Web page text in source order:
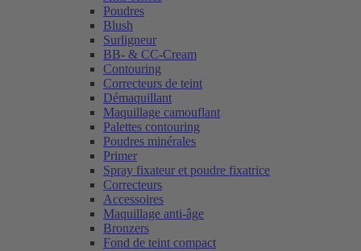
Poudres
Blush
Surligneur
BB- & CC-Cream
Contouring
Correcteurs de teint
Démaquillant
Maquillage camouflant
Palettes contouring
Poudres minérales
Primer
Spray fixateur et poudre fixatrice
Correcteurs
Accessoires
Maquillage anti-âge
Bronzers
Fond de teint compact